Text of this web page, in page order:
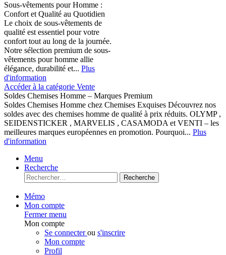
Sous-vêtements pour Homme :
Confort et Qualité au Quotidien
Le choix de sous-vêtements de
qualité est essentiel pour votre
confort tout au long de la journée.
Notre sélection premium de sous-
vêtements pour homme allie
élégance, durabilité et... Plus
d'information
Accéder à la catégorie Vente
Soldes Chemises Homme – Marques Premium
Soldes Chemises Homme chez Chemises Exquises Découvrez nos
soldes avec des chemises homme de qualité à prix réduits. OLYMP ,
SEIDENSTICKER , MARVELIS , CASAMODA et VENTI – les
meilleures marques européennes en promotion. Pourquoi... Plus
d'information
Menu
Recherche
Recherche
Mémo
Mon compte
Fermer menu
Mon compte
Se connecterou s'inscrire
Mon compte
Profil